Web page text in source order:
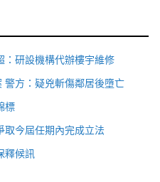
：研設機構代辦樓宇維修
方：疑兇斬傷鄰居後墮亡
標
取今屆任期內完成立法
釋候訊